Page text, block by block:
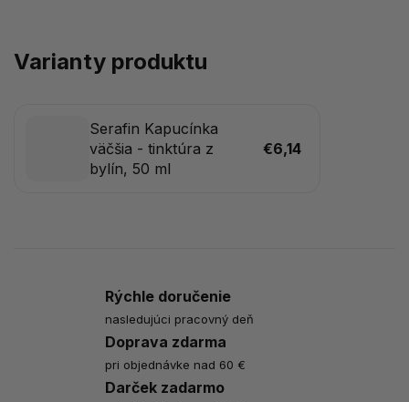
Varianty produktu
Serafin Kapucínka
väčšia - tinktúra z
bylín, 50 ml
€6,14
Rýchle doručenie
nasledujúci pracovný deň
Doprava zdarma
pri objednávke nad 60 €
Darček zadarmo